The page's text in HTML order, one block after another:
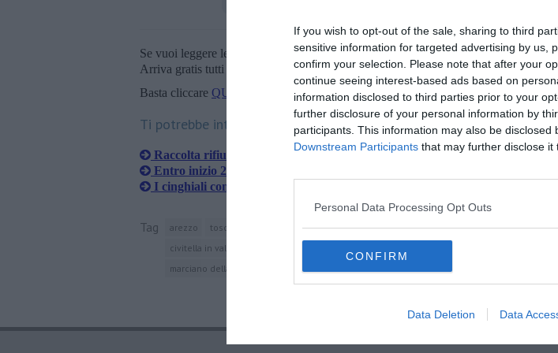
If you wish to opt-out of the sale, sharing to third
sensitive information for targeted advertising by us,
confirm your selection. Please note that after your
continue seeing interest-based ads based on
information disclosed to third parties prior to your
further disclosure of your personal information by
participants. This information may also be disclosed
Downstream Participants that may further disclose it
Personal Data Processing Opt Outs
CONFIRM
Data Deletion Data
Se vuoi leggere le notizie principali della Toscana iscriviti allaNewsletter
Arriva gratis tutti i giorni alle 20:00 direttamente nella tua casella di posta.
Basta cliccare QUI
Ti potrebbe interessare anche:
Raccolta rifiuti, nuovi kit per le frazioni
Entro inizio 2023 via Romana mai più sott'acqua
I cinghiali continuano a tormentare i cassonetti
Tag arezzo toscana provincia di arezzo pian di scò castiglion fibocchi
castiglion
civitella in val di chiana
marciano della chiana
monte san savino terranuova bracciolini